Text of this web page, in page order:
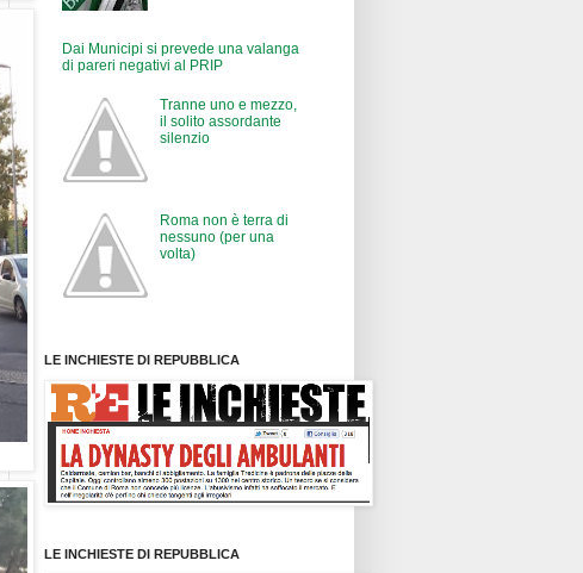
Dai Municipi si prevede una valanga
di pareri negativi al PRIP
Tranne uno e mezzo,
il solito assordante
silenzio
Roma non è terra di
nessuno (per una
volta)
LE INCHIESTE DI REPUBBLICA
LE INCHIESTE DI REPUBBLICA